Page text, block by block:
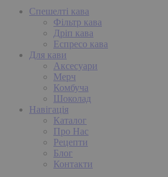
Спешелті кава
Фільтр кава
Дріп кава
Еспресо кава
Для кави
Аксесуари
Мерч
Комбуча
Шоколад
Навігація
Каталог
Про Нас
Рецепти
Блог
Контакти